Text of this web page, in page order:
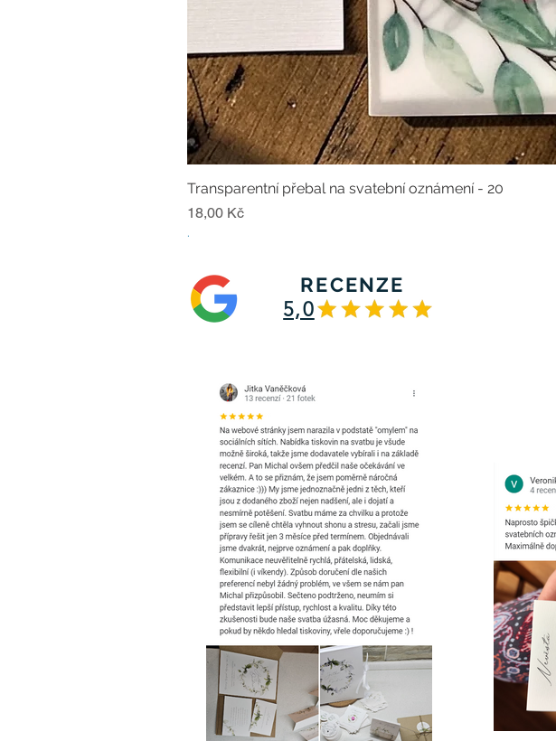
Transparentní přebal na svatební oznámení - 20
Cena
18,00 Kč
.
RECENZE
5,0